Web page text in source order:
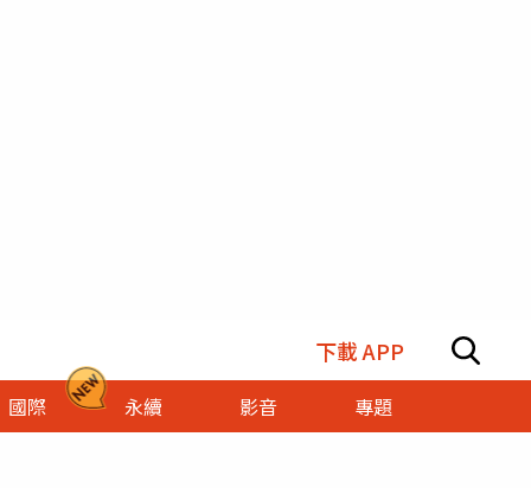
下載 APP
國際 永續 影音 專題